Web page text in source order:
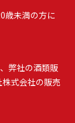
歳未満の方に
弊社の酒類販
式会社の販売